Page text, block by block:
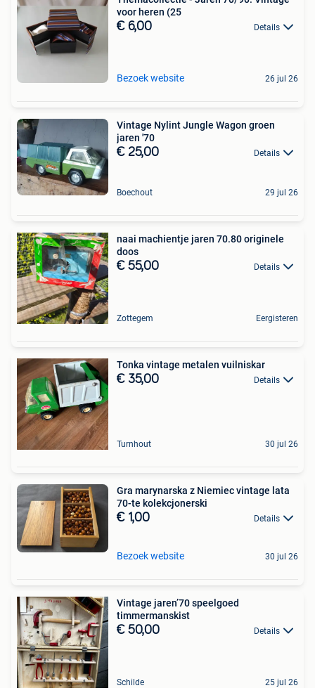
voor heren (25
€ 6,00 Details
Bezoek website 26 jul 26
Vintage Nylint Jungle Wagon groen
jaren '70
€ 25,00 Details
Boechout 29 jul 26
naai machientje jaren 70.80 originele
doos
€ 55,00 Details
Zottegem Eergisteren
Tonka vintage metalen vuilniskar
€ 35,00 Details
Turnhout 30 jul 26
Gra marynarska z Niemiec vintage lata
70-te kolekcjonerski
€ 1,00 Details
Bezoek website 30 jul 26
Vintage jaren’70 speelgoed
timmermanskist
€ 50,00 Details
Schilde 25 jul 26